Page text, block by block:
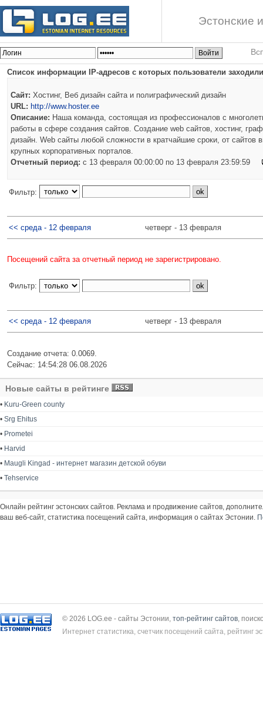
Эстонские
Список информации IP-адресов с которых пользователи
Сайт: Хостинг, Веб дизайн сайта и полиграфический дизайн
URL: http://www.hoster.ee
Описание: Наша команда, состоящая из профессионалов с
работы в сфере создания сайтов. Создание web сайтов, хостинг,
дизайн. Web сайты любой сложности в кратчайшие сроки, от сайтов
крупных корпоративных порталов.
Отчетный период: c 13 февраля 00:00:00 по 13 февраля 23:59:59
Фильтр:
<< среда - 12 февраля четверг - 13 февраля
Посещений сайта за отчетный период не зарегистрировано.
Фильтр:
<< среда - 12 февраля четверг - 13 февраля
Создание отчета: 0.0069.
Сейчас: 14:54:28 06.08.2026
Новые сайты в рейтинге
• Kuru-Green county
• Srg Ehitus
• Prometei
• Harvid
• Maugli Kingad - интернет магазин детской обуви
• Tehservice
Онлайн рейтинг эстонских сайтов. Реклама и продвижение сайтов,
ваш веб-сайт, статистика посещений сайта, информация о сайтах Эстонии.
© 2026 LOG.ee - сайты Эстонии, топ-рейтинг сайтов ,
Интернет статистика, счетчик посещений сайта, рейтинг